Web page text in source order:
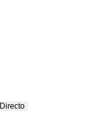
Directo